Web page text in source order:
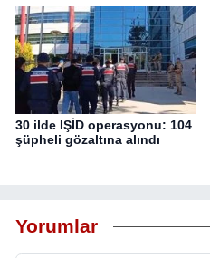
30 ilde IŞİD operasyonu: 104
şüpheli gözaltına alındı
Yorumlar